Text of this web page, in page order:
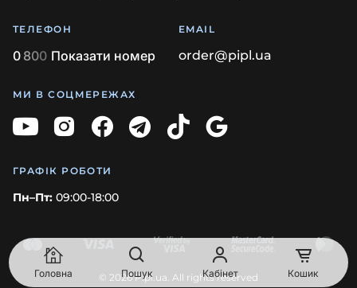
Головна Пошук Кабінет Кошик
ТЕЛЕФОН
0 800 Показати номер
EMAIL
order@pipl.ua
МИ В СОЦМЕРЕЖАХ
ГРАФІК РОБОТИ
Пн–Пт: 09:00-18:00
© 2026 Pipl.ua. All rights reserved